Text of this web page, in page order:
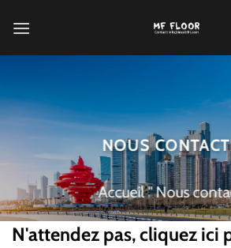
NOUS
Accueil"Nous
N'attendez pas, cliquez ici